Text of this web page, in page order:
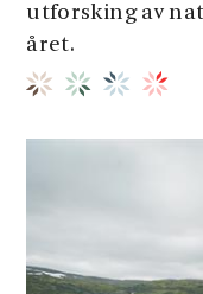
utforsking av
året.